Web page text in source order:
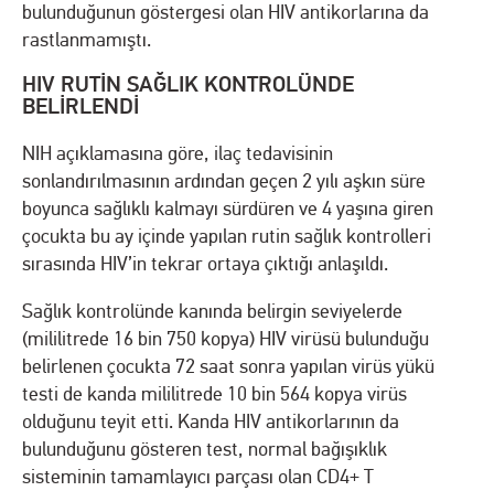
bulunduğunun göstergesi olan HIV antikorlarına da
rastlanmamıştı.
HIV RUTİN SAĞLIK KONTROLÜNDE
BELİRLENDİ
NIH açıklamasına göre, ilaç tedavisinin
sonlandırılmasının ardından geçen 2 yılı aşkın süre
boyunca sağlıklı kalmayı sürdüren ve 4 yaşına giren
çocukta bu ay içinde yapılan rutin sağlık kontrolleri
sırasında HIV’in tekrar ortaya çıktığı anlaşıldı.
Sağlık kontrolünde kanında belirgin seviyelerde
(mililitrede 16 bin 750 kopya) HIV virüsü bulunduğu
belirlenen çocukta 72 saat sonra yapılan virüs yükü
testi de kanda mililitrede 10 bin 564 kopya virüs
olduğunu teyit etti. Kanda HIV antikorlarının da
bulunduğunu gösteren test, normal bağışıklık
sisteminin tamamlayıcı parçası olan CD4+ T